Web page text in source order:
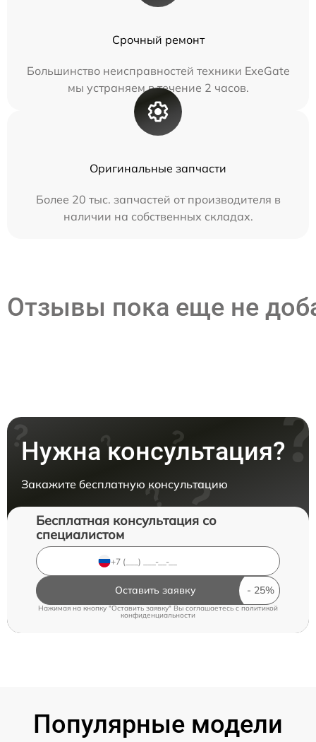
Срочный ремонт
Большинство неисправностей техники ExeGate
мы устраняем в течение 2 часов.
Оригинальные запчасти
Более 20 тыс. запчастей от производителя в
наличии на собственных складах.
Отзывы пока еще не
Нужна консультация?
Закажите бесплатную консультацию
Бесплатная консультация со
специалистом
Оставить заявку
Нажимая на кнопку "Оставить заявку" Вы соглашаетесь c политикой
конфиденциальности
Популярные модели